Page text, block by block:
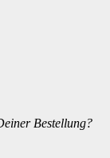
Bestellung?